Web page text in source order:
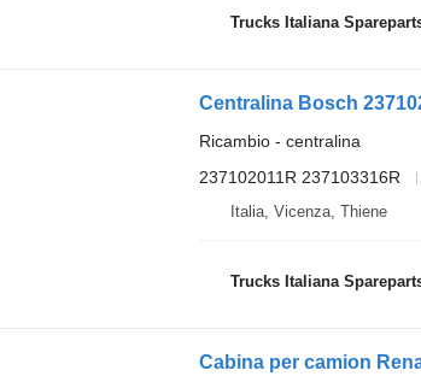
Trucks Italiana
Centralina Bosch
Ricambio - centralina
237102011R 237103316R
Italia, Vicenza, Thiene
Trucks Italiana
Cabina per camion